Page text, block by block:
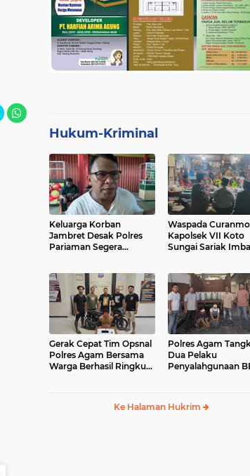
Hukum-Kriminal
Keluarga Korban
Jambret Desak Polres
Pariaman Segera
Waspada
Kapolsek VII Koto
Sungai Sariak
Gerak Cepat Tim Opsnal
Polres Agam Bersama
Warga Berhasil Ringkus
Polres Agam
Dua Pelaku
Penyalahgunaan
Ke Halaman Hukrim